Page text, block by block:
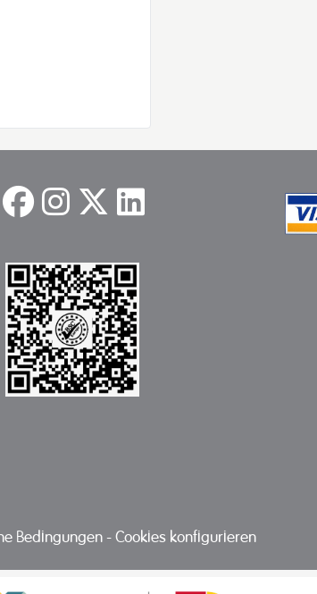
Bedingungen -Cookies konfigurieren